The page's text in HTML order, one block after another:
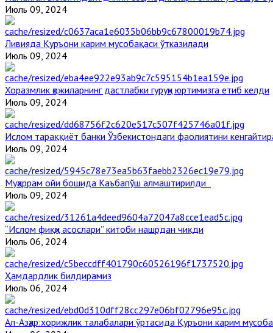
Июль 09, 2024
Ливияда Қуръони карим мусобақаси ўтказилади
Июль 09, 2024
Хоразмлик ҳожиларнинг дастлабки гуруҳи юртимизга етиб келди
Июль 09, 2024
Ислом тараққиёт банки Ўзбекистондаги фаолиятини
Июль 09, 2024
Муҳаррам ойи бошида Каъбапўш алмаштирилди
Июль 09, 2024
“Ислом фиқҳи асослари” китоби нашрдан чиқди
Июль 06, 2024
Ҳамдардлик билдирамиз
Июль 06, 2024
Aл-Aзҳар:хорижлик талабалари ўртасида Қуръони карим